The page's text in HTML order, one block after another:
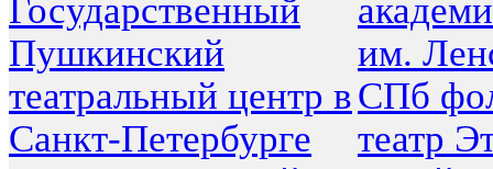
Государственный
Пушкинский
театральный центр в
Санкт-Петербурге
им.
СПб
театр